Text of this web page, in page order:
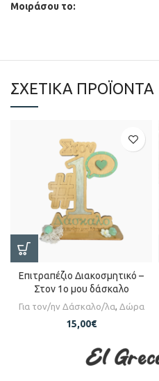
Μοιράσου το:
ΣΧΕΤΙΚΆ ΠΡΟΪΌΝΤΑ
Επιτραπέζιο Διακοσμητικό –
Στον 1ο μου δάσκαλο
Για τον/ην Δάσκαλο/λα, Δώρα
15,00€